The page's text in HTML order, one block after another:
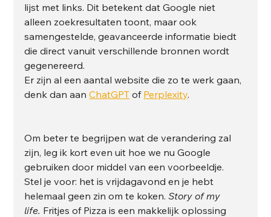
lijst met links. Dit betekent dat Google niet
alleen zoekresultaten toont, maar ook
samengestelde, geavanceerde informatie biedt
die direct vanuit verschillende bronnen wordt
gegenereerd.
Er zijn al een aantal website die zo te werk gaan,
denk dan aan ChatGPT of Perplexity.
Om beter te begrijpen wat de verandering zal
zijn, leg ik kort even uit hoe we nu Google
gebruiken door middel van een voorbeeldje.
Stel je voor: het is vrijdagavond en je hebt
helemaal geen zin om te koken. Story of my
life. Fritjes of Pizza is een makkelijk oplossing